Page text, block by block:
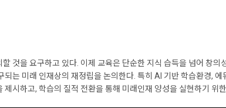
것을 요구하고 있다. 이제 교육은 단순한 지식 습득을 넘어 창
미래 인재상의 재정립을 논의한다. 특히 AI 기반 학습환경,
시하고, 학습의 질적 전환을 통해 미래인재 양성을 실현하기 위